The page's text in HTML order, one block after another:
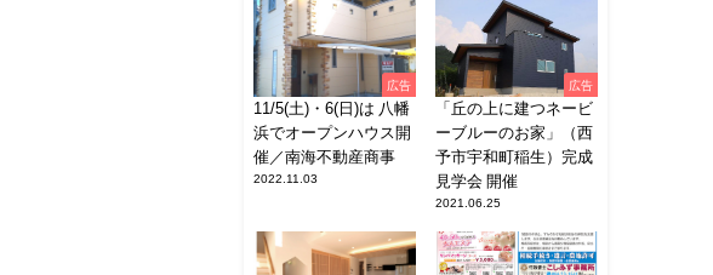
広告
11/5(土)・6(日)は 八幡
浜でオープンハウス開
催／南海不動産商事
2022.11.03
広告
「丘の上に建つネービ
ーブルーのお家」（西
予市宇和町稲生）完成
見学会 開催
2021.06.25